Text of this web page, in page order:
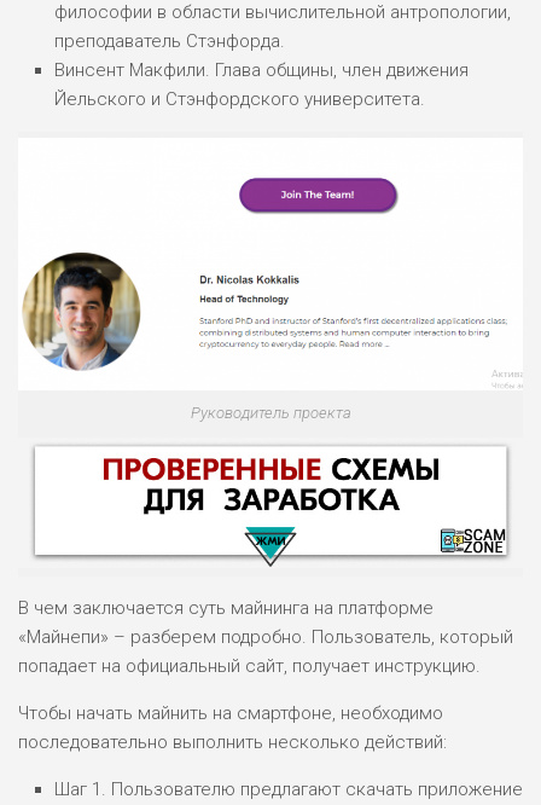
философии в области вычислительной антропологии,
преподаватель Стэнфорда.
Винсент Макфили. Глава общины, член движения
Йельского и Стэнфордского университета.
Руководитель проекта
ВСЕМ
В чем заключается суть майнинга на платформе
«Майнепи» – разберем подробно. Пользователь, который
попадает на официальный сайт, получает инструкцию.
Чтобы начать майнить на смартфоне, необходимо
последовательно выполнить несколько действий:
Шаг 1. Пользователю предлагают скачать приложение